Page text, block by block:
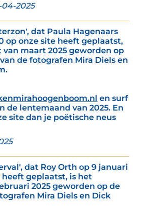
2025
dat Paula Hagenaars
op onze site heeft geplaatst,
maart 2025 geworden op
de fotografen Mira Diels en
en surf
de lentemaand van 2025. En
site dan je poëtische neus
dat Roy Orth op 9 januari
heeft geplaatst, is het
2025 geworden op de
Mira Diels en Dick